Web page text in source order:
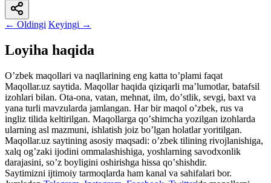
← Oldingi Keyingi →
Loyiha haqida
Oʼzbek maqollari va naqllarining eng katta toʼplami faqat
Maqollar.uz saytida. Maqollar haqida qiziqarli maʼlumotlar, batafsil
izohlari bilan. Ota-ona, vatan, mehnat, ilm, doʼstlik, sevgi, baxt va
yana turli mavzularda jamlangan. Har bir maqol oʼzbek, rus va
ingliz tilida keltirilgan. Maqollarga qoʼshimcha yozilgan izohlarda
ularning asl mazmuni, ishlatish joiz boʼlgan holatlar yoritilgan.
Maqollar.uz saytining asosiy maqsadi: oʼzbek tilining rivojlanishiga,
xalq ogʼzaki ijodini ommalashishiga, yoshlarning savodxonlik
darajasini, soʼz boyligini oshirishga hissa qoʼshishdir.
Saytimizni ijtimoiy tarmoqlarda ham kanal va sahifalari bor.